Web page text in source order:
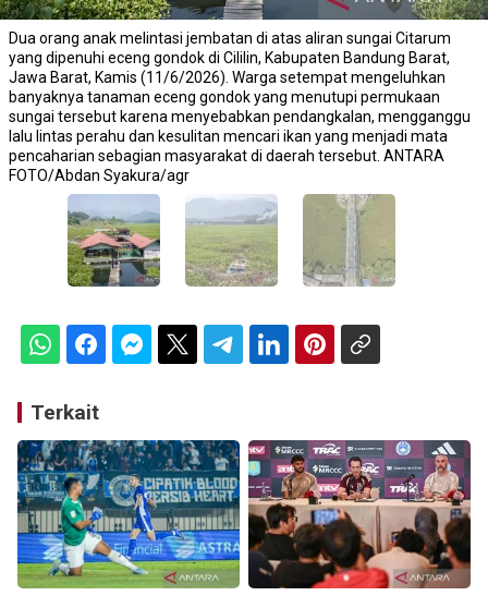
Dua orang anak melintasi jembatan di atas aliran sungai Citarum
yang dipenuhi eceng gondok di Cililin, Kabupaten Bandung Barat,
Jawa Barat, Kamis (11/6/2026). Warga setempat mengeluhkan
banyaknya tanaman eceng gondok yang menutupi permukaan
sungai tersebut karena menyebabkan pendangkalan, mengganggu
lalu lintas perahu dan kesulitan mencari ikan yang menjadi mata
pencaharian sebagian masyarakat di daerah tersebut. ANTARA
FOTO/Abdan Syakura/agr
Terkait